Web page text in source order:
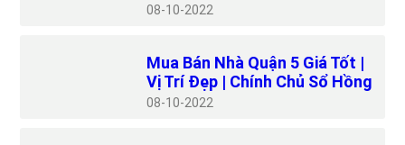
08 10-2022
Mua Bán Nhà Quận 5 Giá Tốt |
Vị Trí Đẹp | Chính Chủ Sổ Hồng
08 10-2022